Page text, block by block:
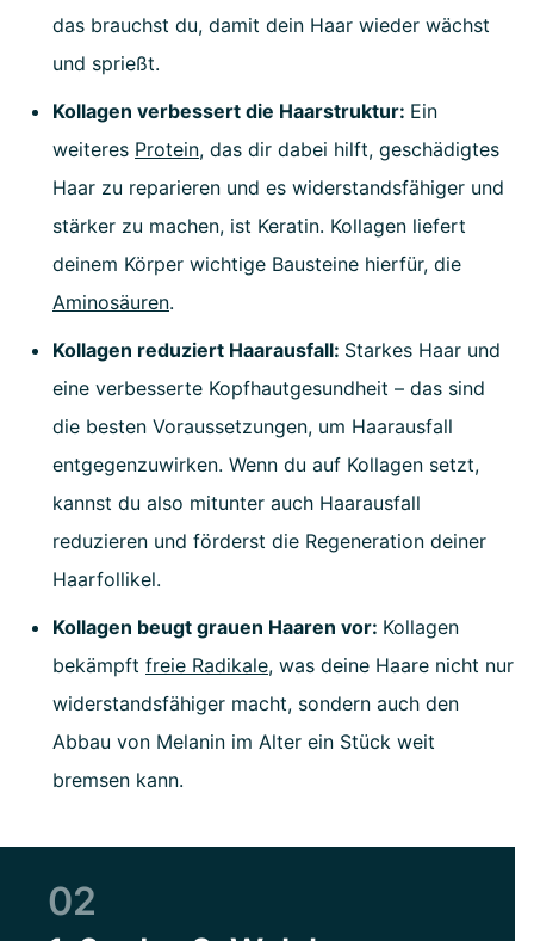
das brauchst du, damit dein Haar wieder wächst
und sprießt.
Kollagen verbessert die Haarstruktur: Ein
weiteres Protein, das dir dabei hilft, geschädigtes
Haar zu reparieren und es widerstandsfähiger und
stärker zu machen, ist Keratin. Kollagen liefert
deinem Körper wichtige Bausteine hierfür, die
Aminosäuren.
Kollagen reduziert Haarausfall: Starkes Haar und
eine verbesserte Kopfhautgesundheit – das sind
die besten Voraussetzungen, um Haarausfall
entgegenzuwirken. Wenn du auf Kollagen setzt,
kannst du also mitunter auch Haarausfall
reduzieren und förderst die Regeneration deiner
Haarfollikel.
Kollagen beugt grauen Haaren vor: Kollagen
bekämpft freie Radikale, was deine Haare nicht nur
widerstandsfähiger macht, sondern auch den
Abbau von Melanin im Alter ein Stück weit
bremsen kann.
02